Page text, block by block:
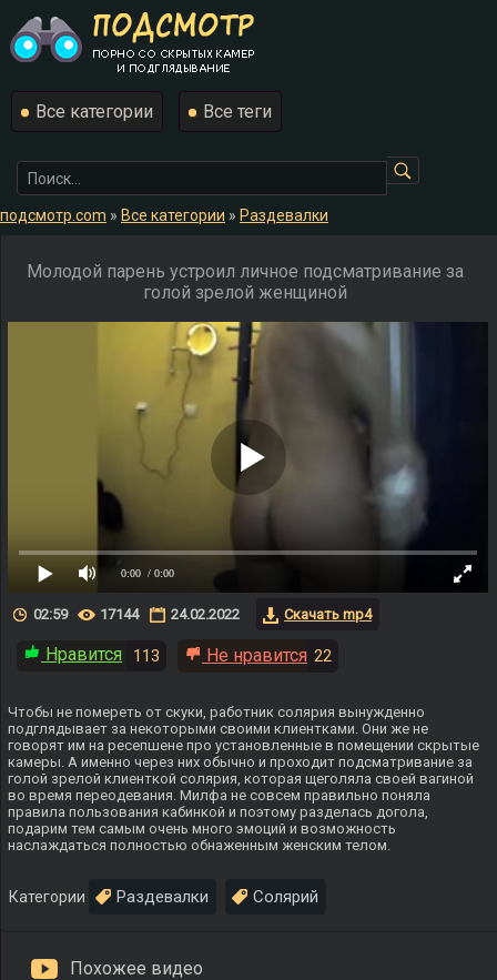
Все категории Все теги
подсмотр.com » Все категории » Раздевалки
Молодой парень устроил личное подсматривание за
голой зрелой женщиной
0:00 / 0:00
02:59 17144 24.02.2022 Скачать mp4
Нравится 113 Не нравится 22
Чтобы не помереть от скуки, работник солярия вынужденно
подглядывает за некоторыми своими клиентками. Они же не
говорят им на ресепшене про установленные в помещении скрытые
камеры. А именно через них обычно и проходит подсматривание за
голой зрелой клиенткой солярия, которая щеголяла своей вагиной
во время переодевания. Милфа не совсем правильно поняла
правила пользования кабинкой и поэтому разделась догола,
подарим тем самым очень много эмоций и возможность
наслаждаться полностью обнаженным женским телом.
Категории Раздевалки Солярий
Похожее видео